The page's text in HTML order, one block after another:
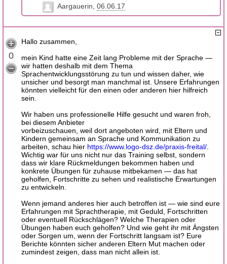
Aargauerin 06.06.17
0
Hallo zusammen,
mein Kind hatte eine Zeit lang Probleme mit der Sprache —
wir hatten deshalb mit dem Thema
Sprachentwicklungsstörung zu tun und wissen daher, wie
unsicher und besorgt man manchmal ist. Unsere Erfahrungen
könnten vielleicht für den einen oder anderen hier hilfreich
sein.
Wir haben uns professionelle Hilfe gesucht und waren froh,
bei diesem Anbieter
vorbeizuschauen, weil dort angeboten wird, mit Eltern und
Kindern gemeinsam an Sprache und Kommunikation zu
arbeiten, schau hier https://www.logo-dsz.de/praxis-freital/
Wichtig war für uns nicht nur das Training selbst, sondern
dass wir klare Rückmeldungen bekommen haben und
konkrete Übungen für zuhause mitbekamen — das hat
geholfen, Fortschritte zu sehen und realistische Erwartungen
zu entwickeln.
Wenn jemand anderes hier auch betroffen ist — wie sind eure
Erfahrungen mit Sprachtherapie, mit Geduld, Fortschritten
oder eventuell Rückschlägen? Welche Therapien oder
Übungen haben euch geholfen? Und wie geht ihr mit Ängsten
oder Sorgen um, wenn der Fortschritt langsam ist? Eure
Berichte könnten sicher anderen Eltern Mut machen oder
zumindest zeigen, dass man nicht allein ist.